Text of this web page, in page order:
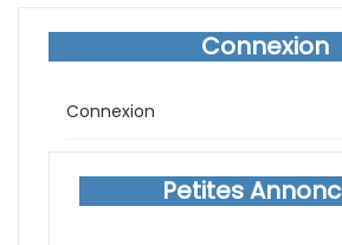
Connexion
Connexion
Petites